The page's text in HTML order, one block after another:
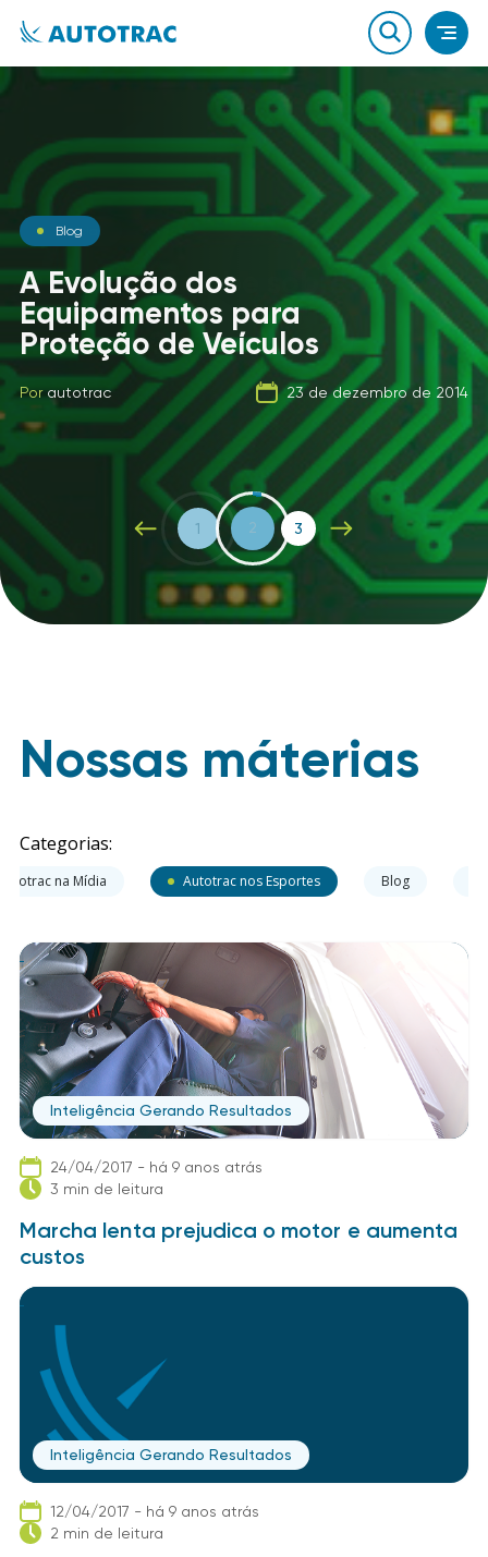
Notícias
O que você sabe sobre o
combustível que a sua
frota usa?
Porautotrac 21 de setembro de 2019
Blog
A Evolução dos
Equipamentos para
Proteção de Veículos
Porautotrac 23 de dezembro de 2014
Carga Fracionada
Porautotrac 06 de fevereiro de 2020
3
Nossas máterias
Categorias:
na Mídia Autotrac nos Esportes Blog
Inteligência Gerando Resultados
24/04/2017 - há 9 anos atrás
3 min de leitura
Marcha lenta prejudica o motor e aumenta
custos
Inteligência Gerando Resultados
12/04/2017 - há 9 anos atrás
2 min de leitura